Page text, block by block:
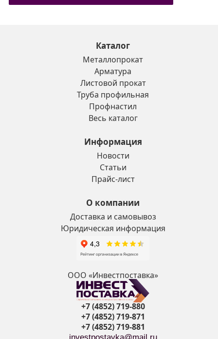
Каталог
Металлопрокат
Арматура
Листовой прокат
Труба профильная
Профнастил
Весь каталог
Информация
Новости
Статьи
Прайс-лист
О компании
Доставка и самовывоз
Юридическая информация
ООО «Инвестпоставка»
+7 (4852) 719-880
+7 (4852) 719-871
+7 (4852) 719-881
investpostavka@mail.ru